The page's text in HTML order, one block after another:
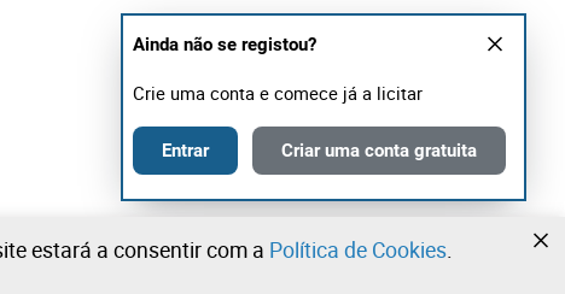
Ainda não se registou?
Crie uma conta e comece já a licitar
Entrar Criar uma conta gratuita
estará a consentir com a Política de Cookies.